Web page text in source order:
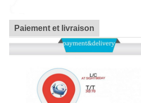
Paiement et livraison